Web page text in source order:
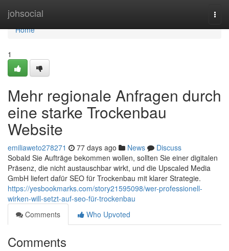
johsocial
Home
Home
1
Mehr regionale Anfragen durch
eine starke Trockenbau
Website
emiliaweto278271 77 days ago News
Discuss
Sobald Sie Aufträge bekommen wollen, sollten Sie einer digitalen
Präsenz, die nicht austauschbar wirkt, und die Upscaled Media
GmbH liefert dafür SEO für Trockenbau mit klarer Strategie.
https://yesbookmarks.com/story21595098/wer-professionell-
wirken-will-setzt-auf-seo-für-trockenbau
Comments
Who Upvoted
Comments